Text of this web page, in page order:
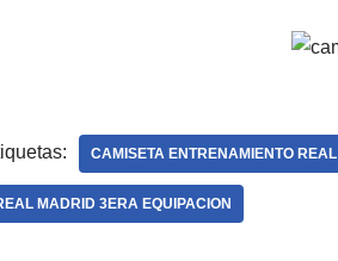
CAMISETA ENTRENAMIENTO
MADRID 3ERA EQUIPACION